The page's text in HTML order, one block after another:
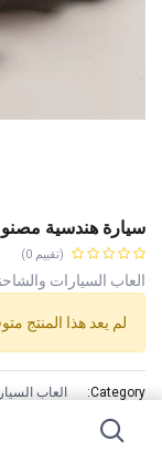
سيارة هندسية
(تقييم 0)
العاب السيارات
لم يعد هذا المنتج
Category:
العاب
الاستخدام :